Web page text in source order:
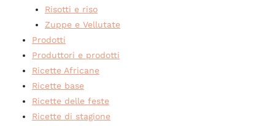
Risotti e riso
Zuppe e Vellutate
Prodotti
Produttori e prodotti
Ricette Africane
Ricette base
Ricette delle feste
Ricette di stagione